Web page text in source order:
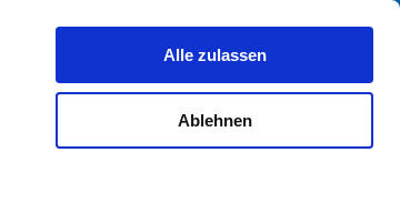
Alle zulassen
Ablehnen
Kontakt